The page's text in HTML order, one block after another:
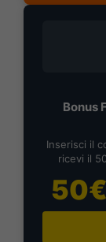
Bonus
Inserisci il
ricevi il